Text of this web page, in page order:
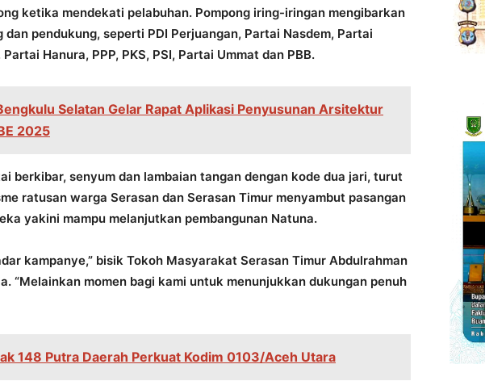
ketika mendekati pelabuhan. Pompong iring-iringan mengibarkan
pendukung, seperti PDI Perjuangan, Partai Nasdem, Partai
Hanura, PPP, PKS, PSI, Partai Ummat dan PBB.
Selatan Gelar Rapat Aplikasi Penyusunan Arsitektur
2025
berkibar, senyum dan lambaian tangan dengan kode dua jari, turut
ratusan warga Serasan dan Serasan Timur menyambut pasangan
yakini mampu melanjutkan pembangunan Natuna.
kampanye,” bisik Tokoh Masyarakat Serasan Timur Abdulrahman
“Melainkan momen bagi kami untuk menunjukkan dukungan penuh
148 Putra Daerah Perkuat Kodim 0103/Aceh Utara